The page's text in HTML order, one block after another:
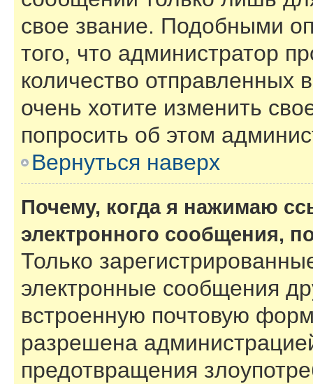
свое звание. Подобными
того, что администратор
количество
очень хотите изменить
попросить об этом
Вернуться наверх
Почему, когда я нажимаю
электронного сообщения,
Только
электронные сообщения
встроенную почтовую
разрешена
предотвращения